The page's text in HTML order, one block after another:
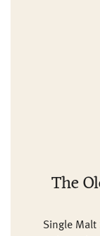
The
Single Malt